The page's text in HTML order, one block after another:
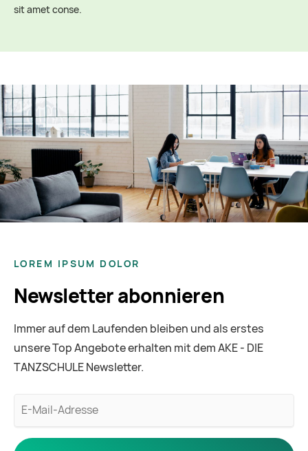
sit amet conse.
LOREM IPSUM DOLOR
Newsletter abonnieren
Immer auf dem Laufenden bleiben und als erstes
unsere Top Angebote erhalten mit dem AKE - DIE
TANZSCHULE Newsletter.
E-
Adresse